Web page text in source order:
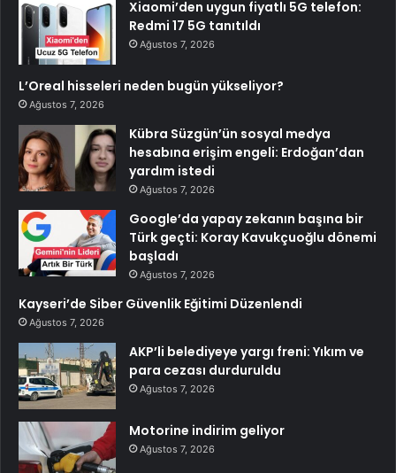
Xiaomi’den uygun fiyatlı 5G telefon:
Redmi 17 5G tanıtıldı
Ağustos 7, 2026
L’Oreal hisseleri neden bugün yükseliyor?
Ağustos 7, 2026
Kübra Süzgün’ün sosyal medya
hesabına erişim engeli: Erdoğan’dan
yardım istedi
Ağustos 7, 2026
Google’da yapay zekanın başına bir
Türk geçti: Koray Kavukçuoğlu dönemi
başladı
Ağustos 7, 2026
Kayseri’de Siber Güvenlik Eğitimi Düzenlendi
Ağustos 7, 2026
AKP’li belediyeye yargı freni: Yıkım ve
para cezası durduruldu
Ağustos 7, 2026
Motorine indirim geliyor
Ağustos 7, 2026